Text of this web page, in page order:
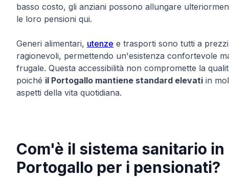
basso costo, gli anziani possono allungare
le loro pensioni qui.
Generi alimentari, utenze e trasporti sono tutti a prezzi
ragionevoli, permettendo un'esistenza confortevole
frugale. Questa accessibilità non compromette la
poiché il Portogallo mantiene standard elevati in
aspetti della vita quotidiana.
Com'è il sistema sanitario in
Portogallo per i pensionati?